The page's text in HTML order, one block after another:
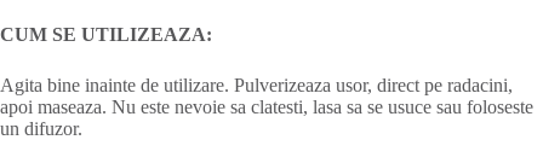
CUM SE UTILIZEAZA:
Agita bine inainte de utilizare. Pulverizeaza usor, direct pe radacini,
apoi maseaza. Nu este nevoie sa clatesti, lasa sa se usuce sau foloseste
un difuzor.